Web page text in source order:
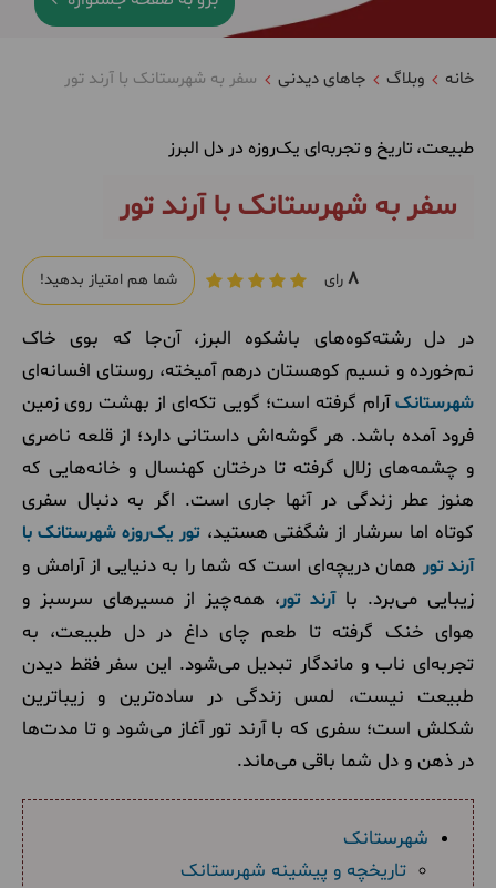
خانه وبلاگ جاهای دیدنی سفر به شهرستانک با آرند تور
طبیعت، تاریخ و تجربه‌ای یک‌روزه در دل البرز
سفر به شهرستانک با آرند تور
8 رای شما هم امتیاز بدهید!
در دل رشته‌کوه‌های باشکوه البرز، آن‌جا که بوی خاک
نم‌خورده و نسیم کوهستان درهم آمیخته، روستای افسانه‌ای
شهرستانکآرام گرفته است؛ گویی تکه‌ای از بهشت روی زمین
فرود آمده باشد. هر گوشه‌اش داستانی دارد؛ از قلعه ناصری
و چشمه‌های زلال گرفته تا درختان کهنسال و خانه‌هایی که
هنوز عطر زندگی در آنها جاری است. اگر به دنبال سفری
کوتاه اما سرشار از شگفتی هستید،تور یک‌روزه شهرستانک با
آرند تور همان دریچه‌ای است که شما را به دنیایی از آرامش و
زیبایی می‌برد. باآرند تور، همه‌چیز از مسیرهای سرسبز و
هوای خنک گرفته تا طعم چای داغ در دل طبیعت، به
تجربه‌ای ناب و ماندگار تبدیل می‌شود. این سفر فقط دیدن
طبیعت نیست، لمس زندگی در ساده‌ترین و زیباترین
شکلش است؛ سفری که با آرند تور آغاز می‌شود و تا مدت‌ها
در ذهن و دل شما باقی می‌ماند.
شهرستانک
تاریخچه و پیشینه شهرستانک